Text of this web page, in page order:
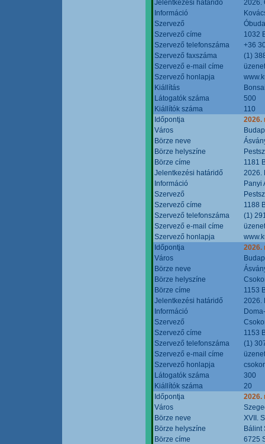
Jelentkezési határidő
2026.
Információ
Szervező
Szervező címe
1032
Szervező telefonszáma
+36
Szervező faxszáma
(1)
Szervező e-mail címe
Szervező honlapja
Kiállítás
Látogatók száma
500
Kiállítók száma
110
Időpontja
2026.
Város
Börze neve
Börze helyszíne
Börze címe
1181
Jelentkezési határidő
2026.
Információ
Panyi
Szervező
Szervező címe
1188
Szervező telefonszáma
(1)
Szervező e-mail címe
Szervező honlapja
Időpontja
2026.
Város
Börze neve
Börze helyszíne
Börze címe
1153
Jelentkezési határidő
2026.
Információ
Szervező
Szervező címe
1153
Szervező telefonszáma
(1)
Szervező e-mail címe
Szervező honlapja
Látogatók száma
300
Kiállítók száma
20
Időpontja
2026.
Város
Börze neve
XVII.
Börze helyszíne
Bálint
Börze címe
6725